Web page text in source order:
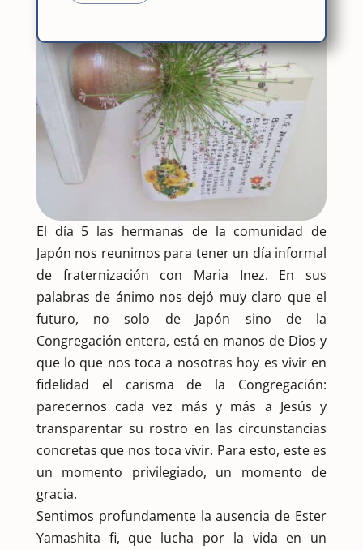
El día 5 las hermanas de la comunidad de
Japón nos reunimos para tener un día informal
de fraternización con Maria Inez. En sus
palabras de ánimo nos dejó muy claro que el
futuro, no solo de Japón sino de la
Congregación entera, está en manos de Dios y
que lo que nos toca a nosotras hoy es vivir en
fidelidad el carisma de la Congregación:
parecernos cada vez más y más a Jesús y
transparentar su rostro en las circunstancias
concretas que nos toca vivir. Para esto, este es
un momento privilegiado, un momento de
gracia.
Sentimos profundamente la ausencia de Ester
Yamashita fi, que lucha por la vida en un